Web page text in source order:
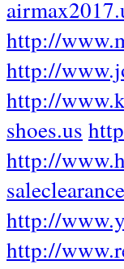
http://
http://
http://
shoes.us
http://
http://
http://